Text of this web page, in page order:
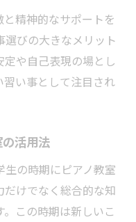
精神的なサポートを
びの大きなメリット
や自己表現の場とし
い事として注目され
の活用法
の時期にピアノ教室
けでなく総合的な知
この時期は新しいこ